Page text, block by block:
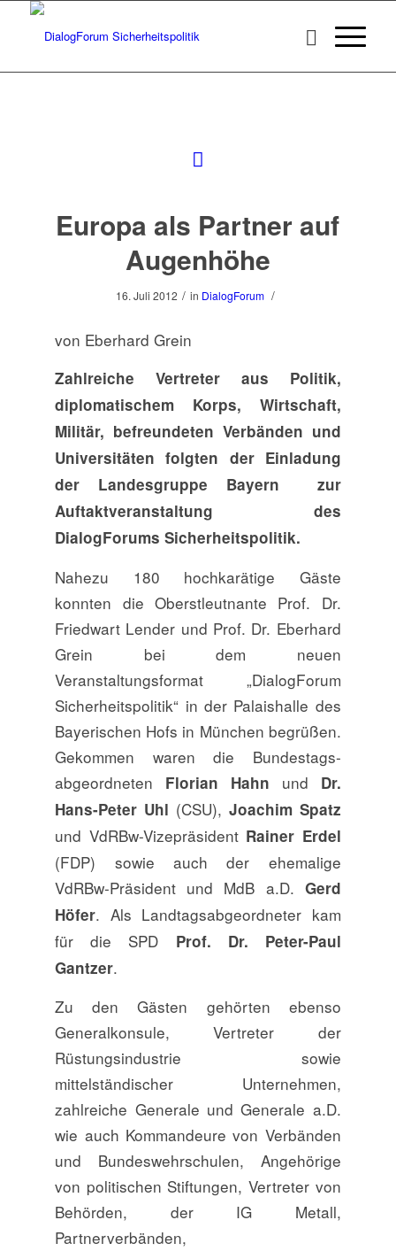
Europa als Partner auf
Augenhöhe
16. Juli 2012 / in DialogForum /
von Eberhard Grein
Zahlreiche Vertreter aus Politik,
diplomatischem Korps, Wirtschaft,
Militär, befreun­deten Verbänden und
Universitäten folgten der Einladung
der Landesgruppe Bayern zur
Auftaktveranstaltung des
DialogForums Sicherheitspolitik.
Nahezu 180 hochkarätige Gäste
konnten die Oberstleutnante Prof. Dr.
Friedwart Lender und Prof. Dr. Eberhard
Grein bei dem neuen
Veranstaltungsformat „DialogForum
Sicherheitspolitik“ in der Palaishalle des
Bayerischen Hofs in München begrüßen.
Gekommen waren die Bundes­tags­
abgeordneten Florian Hahn und Dr.
Hans-Peter Uhl (CSU), Joachim Spatz
und VdRBw-Vizepräsident Rainer Erdel
(FDP) sowie auch der ehemalige
VdRBw-Präsident und MdB a.D. Gerd
Höfer. Als Landtagsabgeordneter kam
für die SPD Prof. Dr. Peter-Paul
Gantzer.
Zu den Gästen gehörten ebenso
Generalkonsule, Vertreter der
Rüstungsindustrie sowie
mittelständischer Unternehmen,
zahlreiche Generale und Generale a.D.
wie auch Komman­deure von Verbänden
und Bundeswehrschulen, Angehörige
von politischen Stiftungen, Vertreter von
Behörden, der IG Metall,
Partnerverbänden,